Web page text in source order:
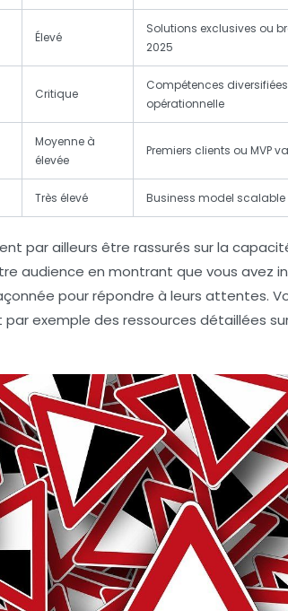
Élevé
Solutions exclusives ou
2025
Critique
Compétences
opérationnelle
Moyenne à
élevée
Premiers clients ou MVP
Très élevé Business model
par ailleurs être rassurés sur la
audience en montrant que vous avez
pour répondre à leurs attentes.
par exemple des ressources détaillées